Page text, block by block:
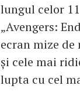
lungul celor
„Avengers:
ecran mize
și cele mai
lupta cu cel